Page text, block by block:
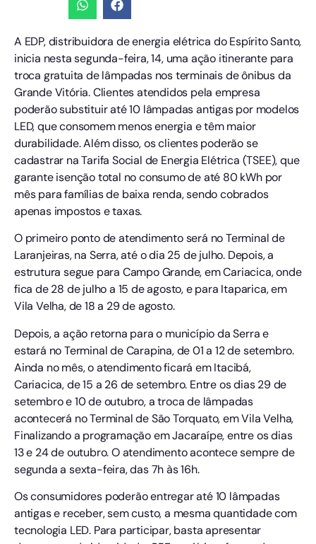
A EDP, distribuidora de energia elétrica do Espírito Santo,
inicia nesta segunda-feira, 14, uma ação itinerante para
troca gratuita de lâmpadas nos terminais de ônibus da
Grande Vitória. Clientes atendidos pela empresa
poderão substituir até 10 lâmpadas antigas por modelos
LED, que consomem menos energia e têm maior
durabilidade. Além disso, os clientes poderão se
cadastrar na Tarifa Social de Energia Elétrica (TSEE), que
garante isenção total no consumo de até 80 kWh por
mês para famílias de baixa renda, sendo cobrados
apenas impostos e taxas.
O primeiro ponto de atendimento será no Terminal de
Laranjeiras, na Serra, até o dia 25 de julho. Depois, a
estrutura segue para Campo Grande, em Cariacica, onde
fica de 28 de julho a 15 de agosto, e para Itaparica, em
Vila Velha, de 18 a 29 de agosto.
Depois, a ação retorna para o município da Serra e
estará no Terminal de Carapina, de 01 a 12 de setembro.
Ainda no mês, o atendimento ficará em Itacibá,
Cariacica, de 15 a 26 de setembro. Entre os dias 29 de
setembro e 10 de outubro, a troca de lâmpadas
acontecerá no Terminal de São Torquato, em Vila Velha,
Finalizando a programação em Jacaraípe, entre os dias
13 e 24 de outubro. O atendimento acontece sempre de
segunda a sexta-feira, das 7h às 16h.
Os consumidores poderão entregar até 10 lâmpadas
antigas e receber, sem custo, a mesma quantidade com
tecnologia LED. Para participar, basta apresentar